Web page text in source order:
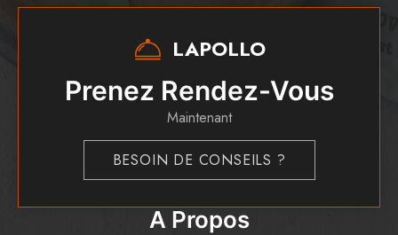
A Propos
LAPOLLO
Prenez Rendez-Vous
Maintenant
BESOIN DE CONSEILS ?